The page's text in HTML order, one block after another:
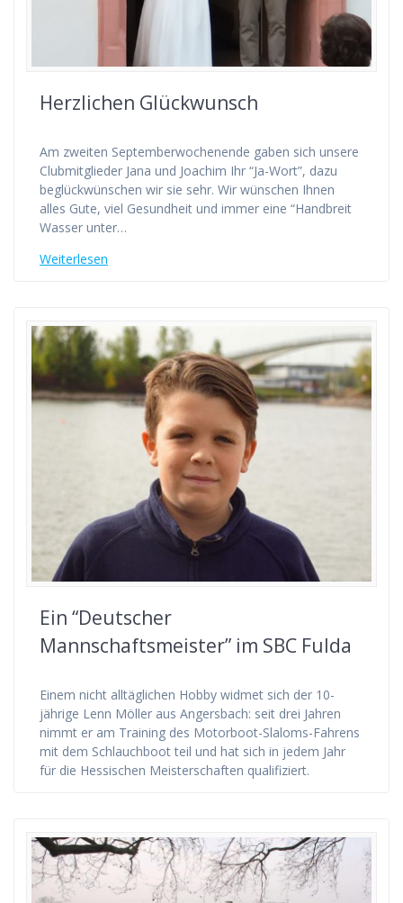
Herzlichen Glückwunsch
Am zweiten Septemberwochenende gaben sich unsere
Clubmitglieder Jana und Joachim Ihr “Ja-Wort”, dazu
beglückwünschen wir sie sehr. Wir wünschen Ihnen
alles Gute, viel Gesundheit und immer eine “Handbreit
Wasser unter…
Weiterlesen
Ein “Deutscher
Mannschaftsmeister” im SBC Fulda
Einem nicht alltäglichen Hobby widmet sich der 10-
jährige Lenn Möller aus Angersbach: seit drei Jahren
nimmt er am Training des Motorboot-Slaloms-Fahrens
mit dem Schlauchboot teil und hat sich in jedem Jahr
für die Hessischen Meisterschaften qualifiziert.